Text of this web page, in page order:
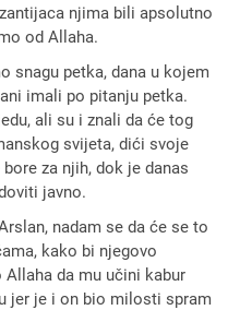
njima bili apsolutno
od Allaha.
snagu petka, dana u kojem
imali po pitanju petka.
ali su i znali da će tog
svijeta, dići svoje
za njih, dok je danas
javno.
nadam se da će se to
kako bi njegovo
da mu učini kabur
jer je i on bio milosti spram